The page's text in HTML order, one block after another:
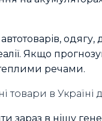
Якщо
речами.
товари в Україні
в нішу